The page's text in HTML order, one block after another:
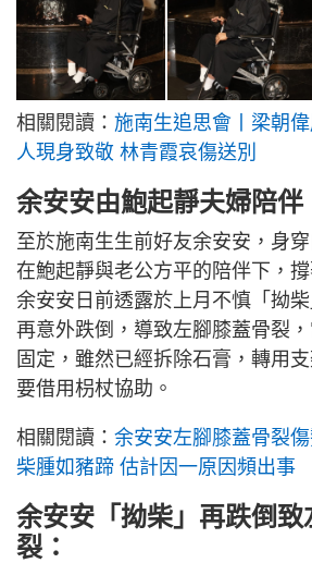
相關閱讀： 施南生追思會丨梁朝
人現身致敬 林青霞哀傷送別
余安安由鮑起靜夫婦陪伴
至於施南生生前好友余安安，身
在鮑起靜與老公方平的陪伴下，
余安安日前透露於上月不慎「拗
再意外跌倒，導致左腳膝蓋骨裂
固定，雖然已經拆除石膏，轉用
要借用枴杖協助。
相關閱讀： 余安安左腳膝蓋骨裂
柴腫如豬蹄 估計因一原因頻出事
余安安「拗柴」再跌倒致
裂：